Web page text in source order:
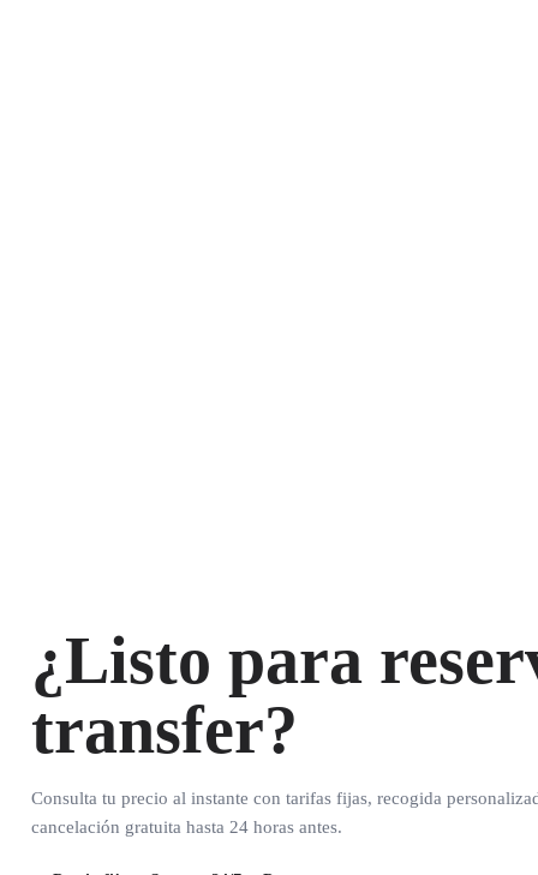
¿Listo para
transfer?
Consulta tu precio al instante con tarifas fijas, recogida
cancelación gratuita hasta 24 horas antes.